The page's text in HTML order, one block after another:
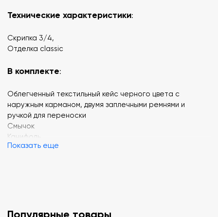
Технические характеристики:
Скрипка 3/4,
Отделка classic
В комплекте:
Облегченный текстильный кейс черного цвета с
наружным карманом, двумя заплечными ремнями и
ручкой для переноски
Смычок
Канифоль
Показать еще
Популярные товары